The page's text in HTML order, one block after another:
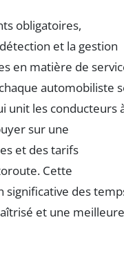
obligatoires,
et la gestion
en matière de
automobiliste
unit les conducteurs
sur une
et des tarifs
Cette
des
et une meilleure